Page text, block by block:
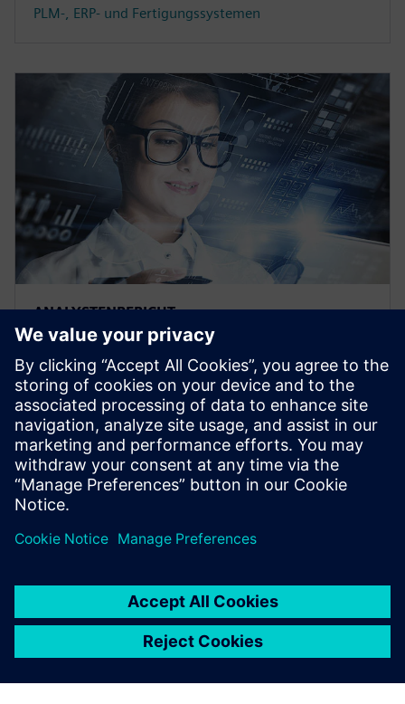
PLM-, ERP- und Fertigungssystemen
ANALYSTENBERICHT
Die Zukunft der Software für
Manufacturing Intelligence und
Nachhaltigkeit
Ressourcen- und Energieeffizienz durch Edge
Computing ist die Zukunft der Fertigungssoftware.